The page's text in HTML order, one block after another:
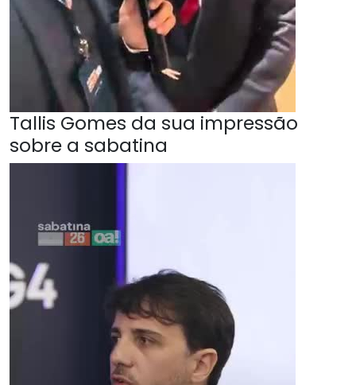
Tallis Gomes da sua impressão
sobre a sabatina